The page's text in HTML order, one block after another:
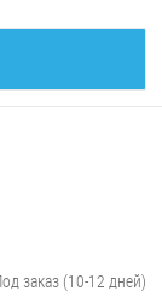
заказ (10-12 дней)